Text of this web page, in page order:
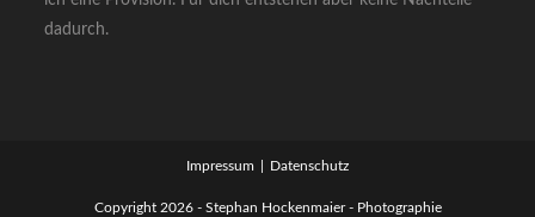
dadurch.
Impressum Datenschutz
Copyright 2026 - Stephan Hockenmaier - Photographie